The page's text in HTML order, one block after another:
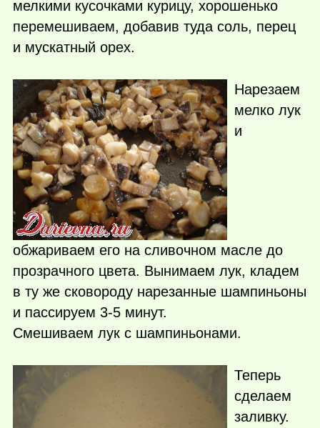
мелкими кусочками курицу, хорошенько
перемешиваем, добавив туда соль, перец
и мускатный орех.
Нарезаем
мелко лук
и
обжариваем его на сливочном масле до
прозрачного цвета. Вынимаем лук, кладем
в ту же сковороду нарезанные шампиньоны
и пассируем 3-5 минут.
Смешиваем лук с шампиньонами.
Теперь
сделаем
заливку.